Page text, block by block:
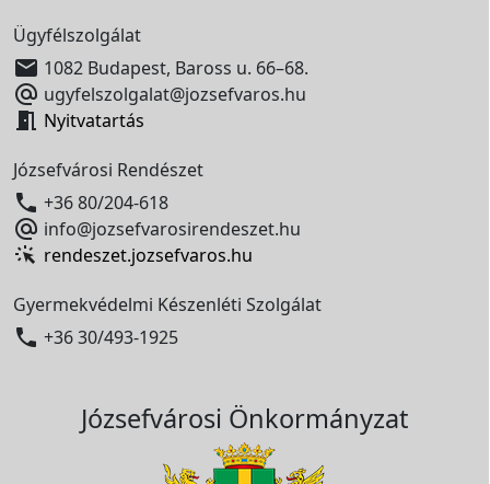
Ügyfélszolgálat
 1082 Budapest, Baross u. 66–68.
 ugyfelszolgalat@jozsefvaros.hu
 Nyitvatartás
Józsefvárosi Rendészet
 +36 80/204-618
 info@jozsefvarosirendeszet.hu
rendeszet.jozsefvaros.hu
Gyermekvédelmi Készenléti Szolgálat
 +36 30/493-1925
Józsefvárosi Önkormányzat